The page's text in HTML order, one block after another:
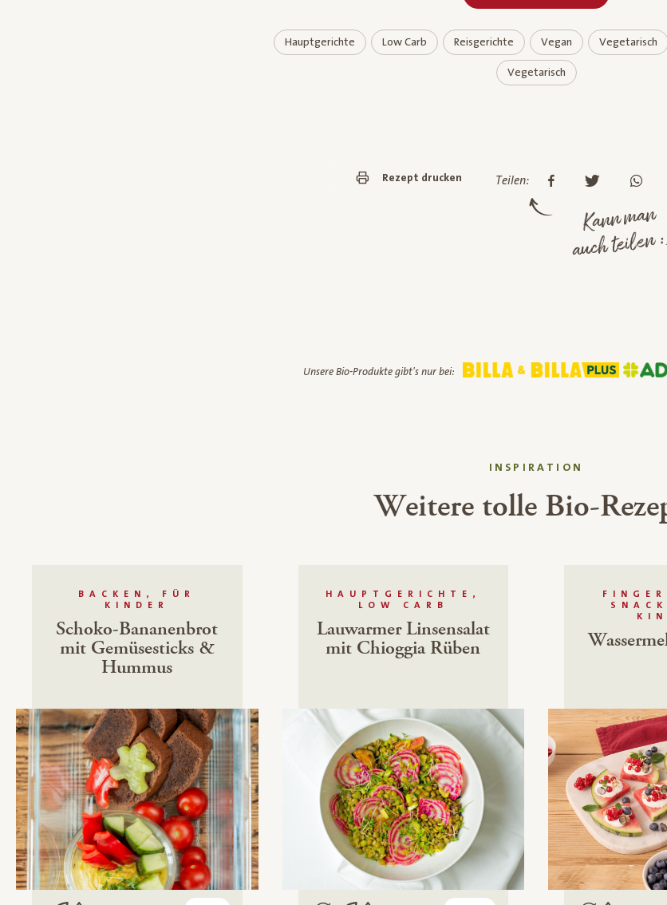
Hauptgerichte Low Carb Reisgerichte Vegan Vegetarisch
Vegetarisch
Rezept drucken Teilen:
Kann man
auch teilen
Unsere Bio-Produkte gibt's nur bei:
INSPIRATION
Weitere tolle Bio-
BACKEN, FÜR
KINDER
Schoko-Bananenbrot
mit Gemüsesticks &
Hummus
HAUPTGERICHTE,
LOW CARB
Lauwarmer Linsensalat
mit Chioggia Rüben